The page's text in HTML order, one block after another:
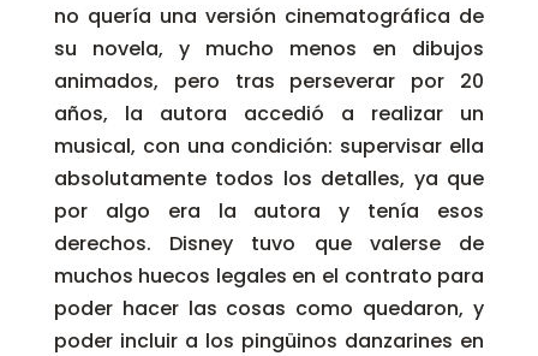
no quería una versión cinematográfica de
su novela, y mucho menos en dibujos
animados, pero tras perseverar por 20
años, la autora accedió a realizar un
musical, con una condición: supervisar ella
absolutamente todos los detalles, ya que
por algo era la autora y tenía esos
derechos. Disney tuvo que valerse de
muchos huecos legales en el contrato para
poder hacer las cosas como quedaron, y
poder incluir a los pingüinos danzarines en